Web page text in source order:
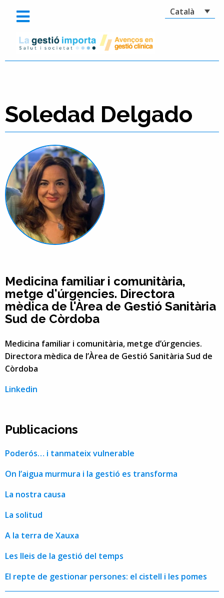
Català
Soledad Delgado
Medicina familiar i comunitària,
metge d'úrgencies. Directora
mèdica de l'Àrea de Gestió Sanitària
Sud de Còrdoba
Medicina familiar i comunitària, metge d’úrgencies.
Directora mèdica de l’Àrea de Gestió Sanitària Sud de
Còrdoba
Linkedin
Publicacions
Poderós… i tanmateix vulnerable
On l’aigua murmura i la gestió es transforma
La nostra causa
La solitud
A la terra de Xauxa
Les lleis de la gestió del temps
El repte de gestionar persones: el cistell i les pomes